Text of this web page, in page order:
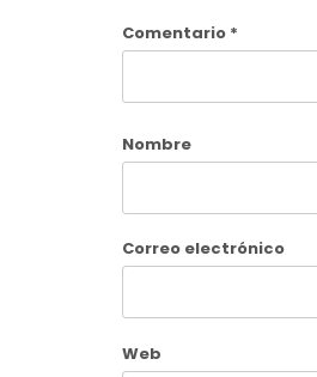
Comentario *
Nombre
Correo electrónico
Web